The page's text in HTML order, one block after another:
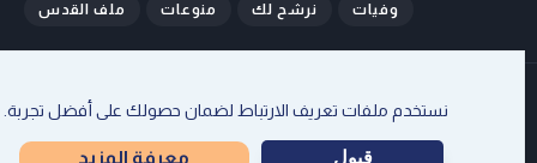
ملف القدس منوعات نرشح لك وفيات
سياسة الخصوصية
نستخدم ملفات تعريف الارتباط لضمان حصولك على أفضل تجربة.
قبول معرفة المزيد